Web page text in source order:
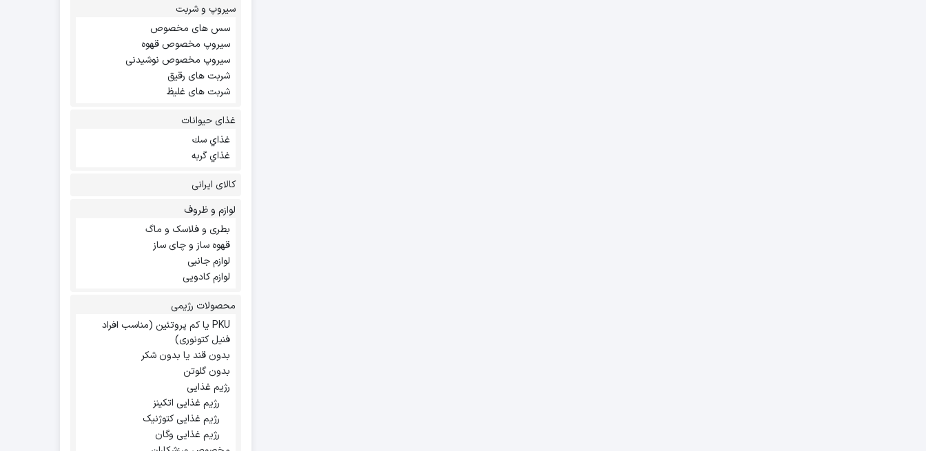
سیروپ و شربت
سس های مخصوص
سیروپ مخصوص قهوه
سیروپ مخصوص نوشیدنی
شربت های رقیق
شربت های غلیظ
غذای حیوانات
غذاي سك
غذاي گربه
کالای ایرانی
لوازم و ظروف
بطری و فلاسک و ماگ
قهوه ساز و چای ساز
لوازم جانبی
لوازم کادویی
محصولات رژیمی
PKU یا کم پروتئین (مناسب افراد
فنیل کتونوری)
بدون قند یا بدون شکر
بدون گلوتن
رژیم غذایی
رژیم غذایی اتکینز
رژیم غذایی کتوژنیک
رژیم غذایی وگان